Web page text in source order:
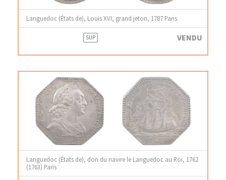
Languedoc (États de), Louis XVI, grand jeton, 1787 Paris
SUP VENDU
Languedoc (États de), don du navire le Languedoc au Roi, 1762
(1763) Paris